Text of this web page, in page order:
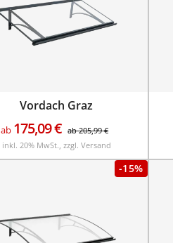
Vordach Graz
ab 175,09€ ab205,99€
inkl. 20% MwSt., zzgl. Versand
-15%